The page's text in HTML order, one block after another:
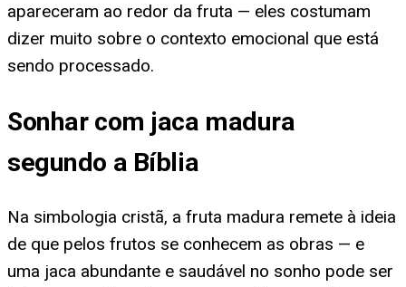
apareceram ao redor da fruta — eles costumam
dizer muito sobre o contexto emocional que está
sendo processado.
Sonhar com jaca madura
segundo a Bíblia
Na simbologia cristã, a fruta madura remete à ideia
de que pelos frutos se conhecem as obras — e
uma jaca abundante e saudável no sonho pode ser